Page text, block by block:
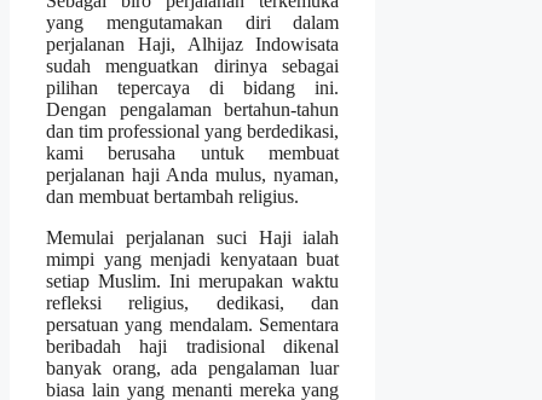
yang mengutamakan diri dalam
perjalanan Haji, Alhijaz Indowisata
sudah menguatkan dirinya sebagai
pilihan tepercaya di bidang ini.
Dengan pengalaman bertahun-tahun
dan tim professional yang berdedikasi,
kami berusaha untuk membuat
perjalanan haji Anda mulus, nyaman,
dan membuat bertambah religius.
Memulai perjalanan suci Haji ialah
mimpi yang menjadi kenyataan buat
setiap Muslim. Ini merupakan waktu
refleksi religius, dedikasi, dan
persatuan yang mendalam. Sementara
beribadah haji tradisional dikenal
banyak orang, ada pengalaman luar
biasa lain yang menanti mereka yang